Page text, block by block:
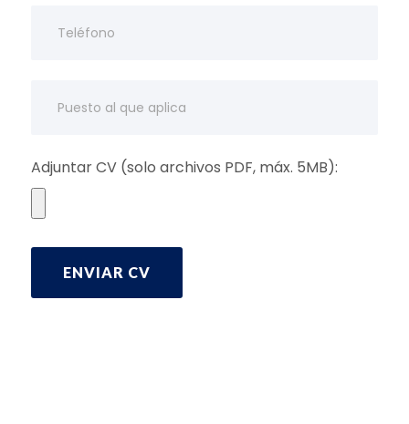
Adjuntar CV (solo archivos PDF, máx. 5MB):